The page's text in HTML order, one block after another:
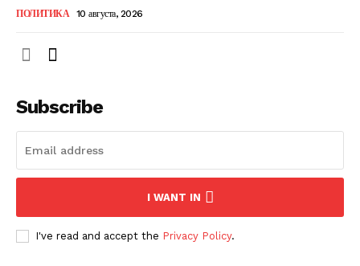
О нас
Политика конфиденциальности
Отказ от ответственности
Контакты
ПОЛИТИКА 10 августа, 2026
Subscribe
I WANT IN
I've read and accept the Privacy Policy.